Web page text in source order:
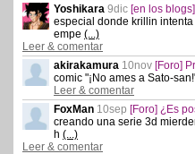
Yoshikara 9dic [en los
especial donde krillin
empe (...)
Leer & comentar
akirakamura 10nov [Foro]
comic "¡No ames a Sato-
Leer & comentar
FoxMan 10sep [Foro] ¿Es
creando una serie 3d
h (...)
Leer & comentar